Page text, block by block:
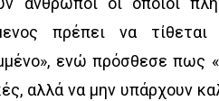
πρέπει να
ενώ πρόσθεσε πως
αλλά να μην υπάρχουν